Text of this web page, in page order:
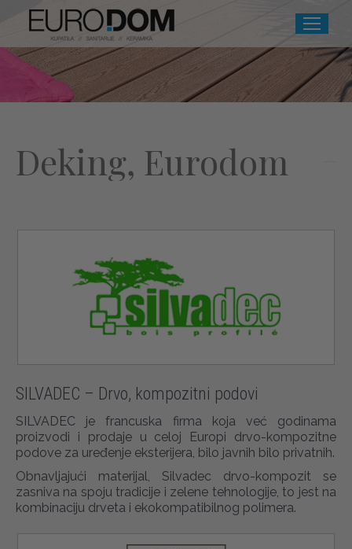
Deking, Eurodom
SILVADEC – Drvo, kompozitni podovi
SILVADEC je francuska firma koja već godinama
proizvodi i prodaje u celoj Europi drvo-kompozitne
podove za uređenje eksterijera, bilo javnih bilo privatnih.
Obnavljajući materijal, Silvadec drvo-kompozit se
zasniva na spoju tradicije i zelene tehnologije, to jest na
kombinaciju drveta i ekokompatibilnog polimera.